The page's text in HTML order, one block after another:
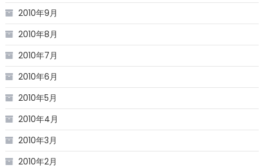
2010年9月
2010年8月
2010年7月
2010年6月
2010年5月
2010年4月
2010年3月
2010年2月